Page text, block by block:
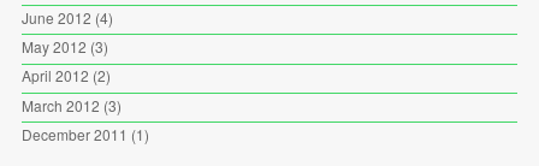
June 2012 (4)
May 2012 (3)
April 2012 (2)
March 2012 (3)
December 2011 (1)